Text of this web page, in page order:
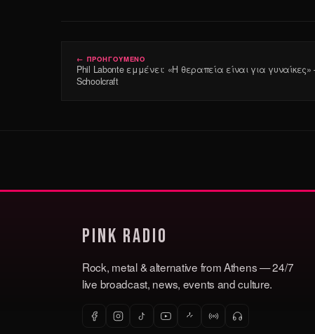
← ΠΡΟΗΓΟΥΜΕΝΟ
Phil Labonte εμμένει: «Η θεραπεία είναι για
Schoolcraft
Pink Radio
Rock, metal & alternative from Athens — 24/7
live broadcast, news, events and culture.